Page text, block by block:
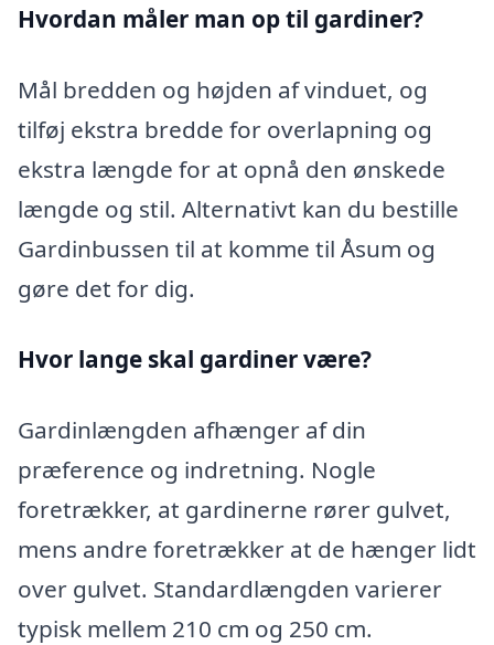
Hvordan måler man op til gardiner?
Mål bredden og højden af vinduet, og
tilføj ekstra bredde for overlapning og
ekstra længde for at opnå den ønskede
længde og stil. Alternativt kan du bestille
Gardinbussen til at komme til Åsum og
gøre det for dig.
Hvor lange skal gardiner være?
Gardinlængden afhænger af din
præference og indretning. Nogle
foretrækker, at gardinerne rører gulvet,
mens andre foretrækker at de hænger lidt
over gulvet. Standardlængden varierer
typisk mellem 210 cm og 250 cm.